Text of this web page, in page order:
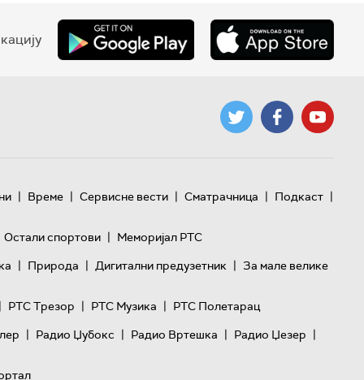
| Време | Сервисне вести | Сматрачница | Подкаст |
Остали спортови | Меморијал РТС
| Природа | Дигитални предузетник | За мале велике
РТС Трезор | РТС Музика | РТС Полетарац
| Радио Џубокс | Радио Вртешка | Радио Џезер |